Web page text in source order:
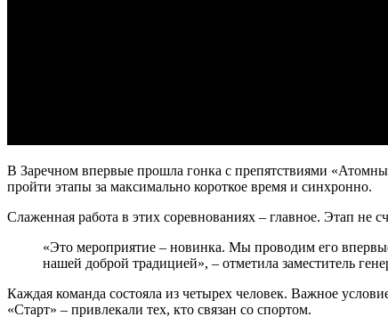
В Заречном впервые прошла гонка с препятствиями
пройти этапы за максимально короткое время и синхронно.
Слаженная работа в этих соревнованиях – главное. Этап
«Это мероприятие – новинка. Мы проводим его
нашей доброй традицией», – отметила заместитель
Каждая команда состояла из четырех человек. Важное
«Старт» – привлекали тех, кто связан со спортом.